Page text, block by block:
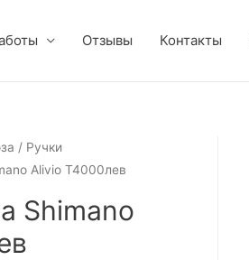
Отзывы Контакты
/ Ручки
Alivio Т4000лев
Shimano